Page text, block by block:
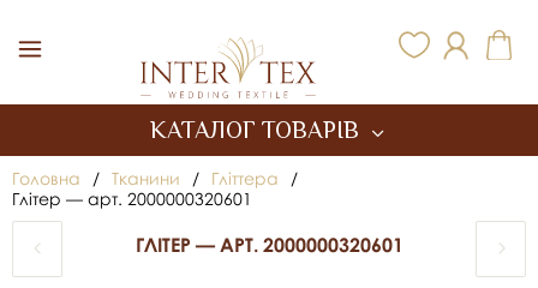
КАТАЛОГ ТОВАРІВ
Головна / Тканини / Гліттера
/
Глітер — арт. 2000000320601
ГЛІТЕР — АРТ. 2000000320601